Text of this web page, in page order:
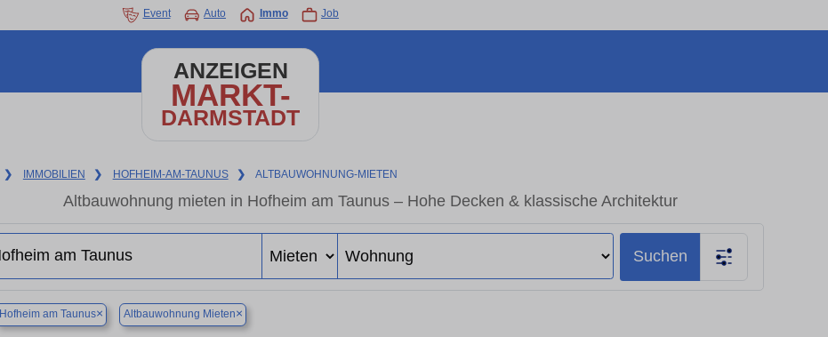
Event Auto Immo Job
ANZEIGEN
MARKT-
DARMSTADT
❯ IMMOBILIEN ❯ HOFHEIM-AM-TAUNUS ❯ ALTBAUWOHNUNG-MIETEN
Altbauwohnung mieten in Hofheim am Taunus – Hohe Decken & klassische Architektur
Suchen
Hofheim am Taunus× Altbauwohnung Mieten×